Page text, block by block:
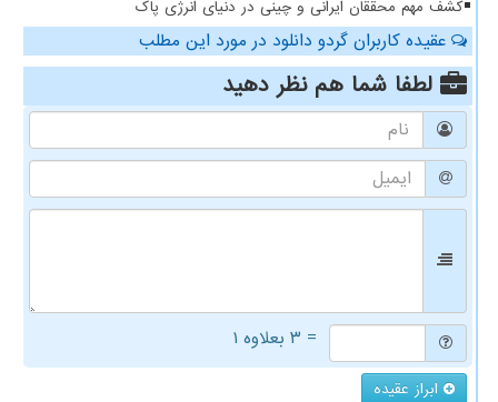
کشف مهم محققان ایرانی و چینی در دنیای انرژی پاک
عقیده کاربران گردو دانلود در مورد این مطلب
لطفا شما همنظر دهید
= ۳ بعلاوه ۱
ابراز عقیده